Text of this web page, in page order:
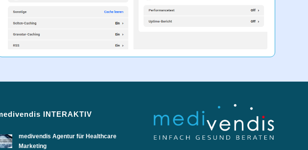
INTERAKTIV
medivendis Agentur für Healthcare
Marketing